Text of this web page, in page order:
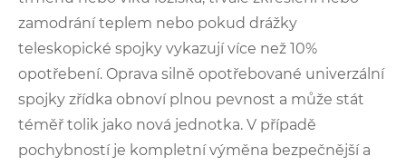
zamodrání teplem nebo pokud drážky
teleskopické spojky vykazují více než 10%
opotřebení. Oprava silně opotřebované univerzální
spojky zřídka obnoví plnou pevnost a může stát
téměř tolik jako nová jednotka. V případě
pochybností je kompletní výměna bezpečnější a